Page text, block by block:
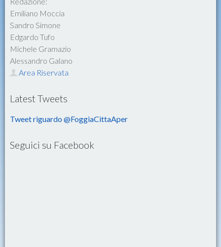
Emiliano Moccia
Sandro Simone
Edgardo Tufo
Michele Gramazio
Alessandro Galano
Area Riservata
Latest Tweets
Tweet riguardo @FoggiaCittaAper
Seguici su Facebook